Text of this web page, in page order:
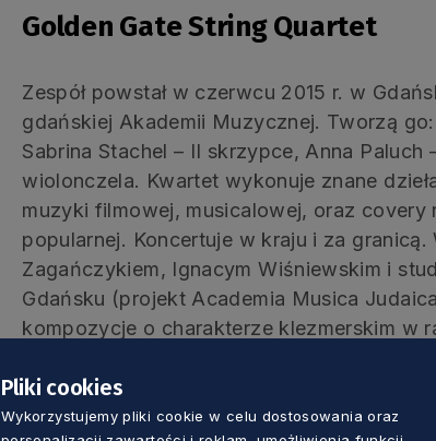
Golden Gate String Quartet
Zespół powstał w czerwcu 2015 r. w
gdańskiej Akademii Muzycznej. Tworzą
Sabrina Stachel – II skrzypce, Anna
wiolonczela. Kwartet wykonuje znane
muzyki filmowej, musicalowej, oraz
popularnej. Koncertuje w kraju i za granicą.
Zagańczykiem, Ignacym Wiśniewskim i
Gdańsku (projekt Academia Musica
kompozycje o charakterze klezmerskim w
2017). W maju 2017 r. kwartet nagrał
najpopularniejszymi utworami muzyki
Pliki cookies
Wykorzystujemy pliki cookie w celu dostosowania oraz